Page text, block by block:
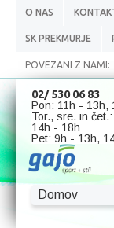
O NAS
SK PREKMURJE
POVEZANI Z NAMI:
02/ 530 06 83
Pon: 11h - 13h,
Tor., sre. in
14h - 18h
Pet: 9h - 13h,
Domov